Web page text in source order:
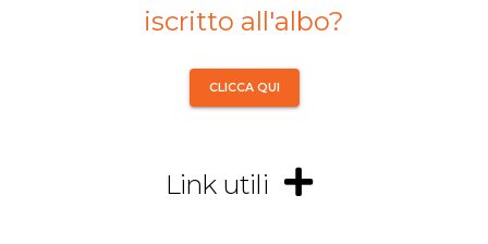
iscritto all'albo?
CLICCA QUI
Link utili